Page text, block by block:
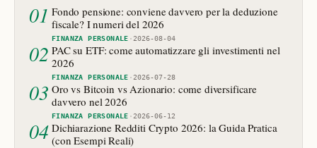
01 Fondo pensione: conviene davvero per la deduzione
fiscale? I numeri del 2026
FINANZA PERSONALE ·2026-08-04
02 PAC su ETF: come automatizzare gli investimenti nel
2026
FINANZA PERSONALE ·2026-07-28
03 Oro vs Bitcoin vs Azionario: come diversificare
davvero nel 2026
FINANZA PERSONALE ·2026-06-12
04 Dichiarazione Redditi Crypto 2026: la Guida Pratica
(con Esempi Reali)